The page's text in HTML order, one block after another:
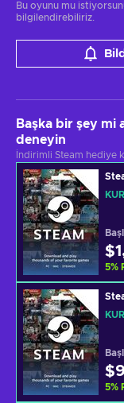
Bu oyunu mu
bilgilendirebiliriz.
Başka bir şey mi
deneyin
İndirimli Steam hediye
5%
5%